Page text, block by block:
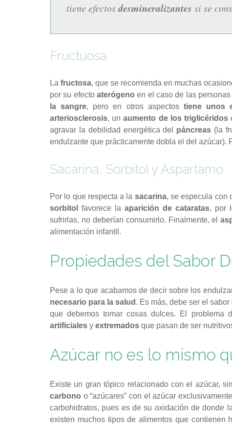
tiene efectosdesmineralizantes si se
Fructuosa
Lafructosa, que se recomienda en muchas
por su efecto aterógenoen el caso de las
la sangre, pero en otros aspectos tiene unos
arteriosclerosis, unaumento de los triglicéridos
agravar la debilidad energética del páncreas (la
endulzante que prácticamente dobla el del azúcar).
Sacarina, Sorbitol y Aspartamo
Por lo que respecta a la sacarina, se especula con
sorbitolfavorece laaparición de cataratas, por
sufrirlas, no deberían consumirlo. Finalmente, el
alimentación infantil.
Propiedades del Sabor
Pese a lo que acabamos de decir sobre los
necesario para la salud . Es más, debe ser el
que debemos tomar cosas dulces. El problema
artificiales y extremados que pasan de ser
Azúcar no es lo mismo
Existe un gran tópico relacionado con el azúcar,
carbono o “azúcares” con el azúcar
carbohidratos, pues es de su oxidación de donde
existen muchos tipos de alimentos que contienen